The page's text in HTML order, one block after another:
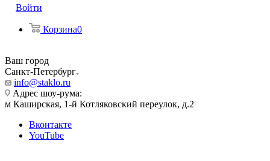
Войти
Корзина0
Ваш город
Санкт-Петербург
info@staklo.ru
Адрес шоу-рума:
м Каширская, 1-й Котляковский переулок, д.2
Вконтакте
YouTube